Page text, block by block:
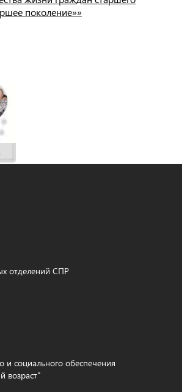
поколение»»
отделений СПР
и социального обеспечения
возраст"